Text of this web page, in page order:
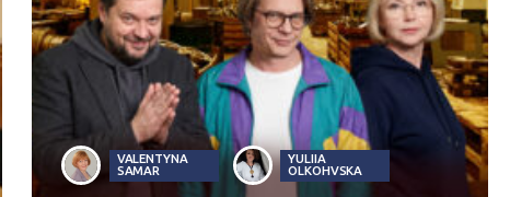
VALENTYNA
SAMAR
YULIIA
OLKOHVSKA